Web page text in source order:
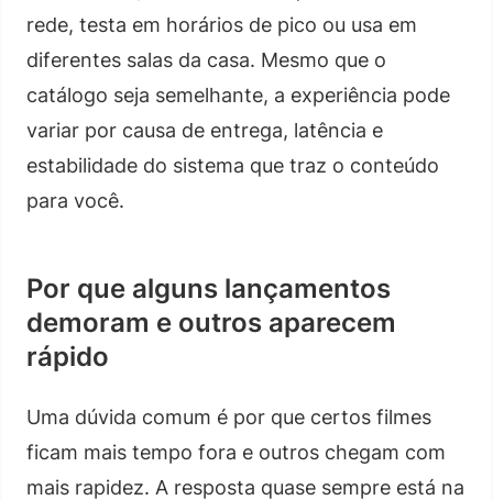
rede, testa em horários de pico ou usa em
diferentes salas da casa. Mesmo que o
catálogo seja semelhante, a experiência pode
variar por causa de entrega, latência e
estabilidade do sistema que traz o conteúdo
para você.
Por que alguns lançamentos
demoram e outros aparecem
rápido
Uma dúvida comum é por que certos filmes
ficam mais tempo fora e outros chegam com
mais rapidez. A resposta quase sempre está na